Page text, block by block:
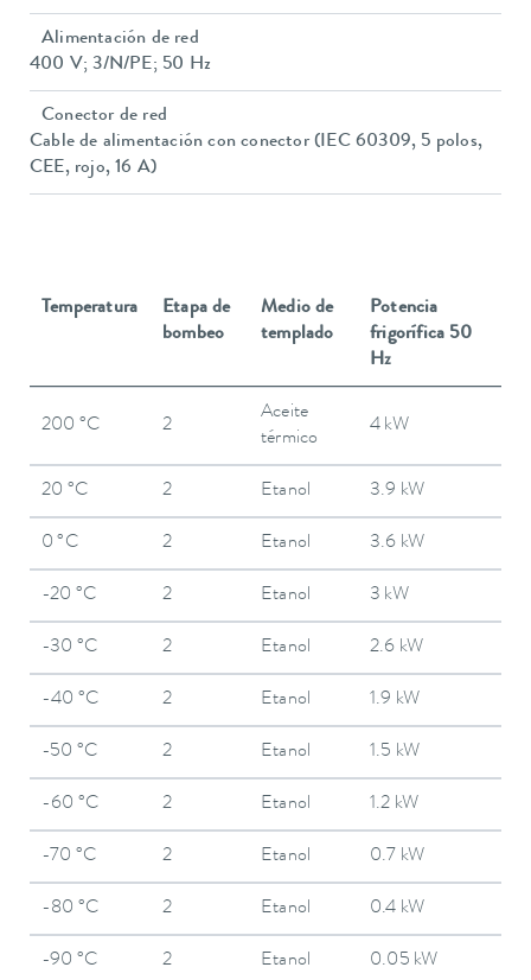
Alimentación de red
400 V; 3/N/PE; 50 Hz
Conector de red
Cable de alimentación con conector (IEC 60309, 5 polos,
CEE, rojo, 16 A)
Temperatura
Etapa de
bombeo
Medio de
templado
Potencia
frigorífica 50
Hz
200 °C 2
Aceite
térmico
4 kW
20 °C 2 Etanol 3.9 kW
0 °C 2 Etanol 3.6 kW
-20 °C 2 Etanol 3 kW
-30 °C 2 Etanol 2.6 kW
-40 °C 2 Etanol 1.9 kW
-50 °C 2 Etanol 1.5 kW
-60 °C 2 Etanol 1.2 kW
-70 °C 2 Etanol 0.7 kW
-80 °C 2 Etanol 0.4 kW
-90 °C 2 Etanol 0.05 kW